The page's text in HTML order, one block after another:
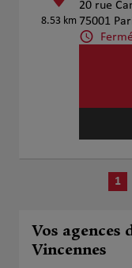
8.53 km
20 rue
75001
1
Vos agences
Vincennes